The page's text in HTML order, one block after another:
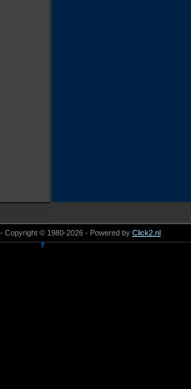
Copyright © 1980-2026 - Powered by Click2.nl